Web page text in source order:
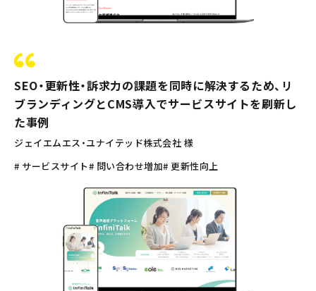
SEO・更新性・訴求力の課題を同時に解決するため、リ
ブランディングとCMS導入でサービスサイトを刷新し
た事例
ジェイエムエス・ユナイテッド株式会社 様
# サービスサイト# 問い合わせ増加# 更新性向上